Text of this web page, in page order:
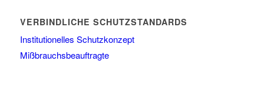
VERBINDLICHE SCHUTZSTANDARDS
Institutionelles Schutzkonzept
Mißbrauchsbeauftragte